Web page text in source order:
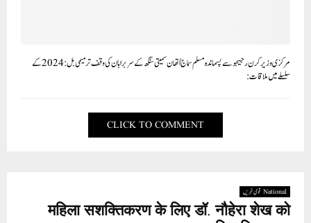
مرکزی وزیر کر ن رجیجو سے پسماندہ مسلم سماج اُتھان سمیتی سنگھ کے سربراہان کی وقف ترمیمی بل: 2024کے
سلسلے میں ملاقات:
CLICK TO COMMENT
National قومی خبریں
महिला सशक्तिकरण के लिए डॉ. नौहेरा शेख को